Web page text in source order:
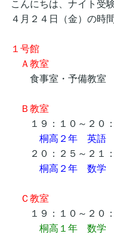
こんにちは、ナイト受
４月２４日（金）の時
１号館
Ａ教室
食事室・予備教室
Ｂ教室
１９：１０～２０：
桐高２年 英語
２０：２５～２１：
桐高２年 数学
Ｃ教室
１９：１０～２０：
桐高１年 数学